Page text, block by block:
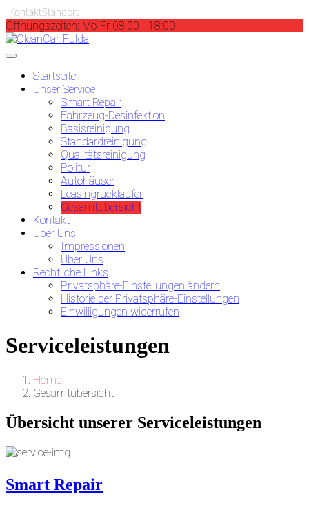
KontaktStandort
Öffnungszeiten: Mo-Fr 08:00 - 18:00
Startseite
Unser Service
Smart Repair
Fahrzeug-Desinfektion
Basisreinigung
Standardreinigung
Qualitätsreinigung
Politur
Autohäuser
Leasingrückläufer
Gesamtübersicht
Kontakt
Über Uns
Impressionen
Über Uns
Rechtliche Links
Privatsphäre-Einstellungen ändern
Historie der Privatsphäre-Einstellungen
Einwilligungen widerrufen
Serviceleistungen
Home
Gesamtübersicht
Übersicht unserer Serviceleistungen
Smart Repair